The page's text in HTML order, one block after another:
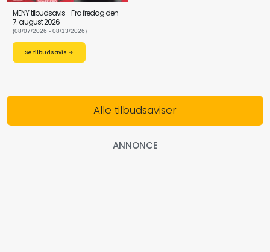
MENY tilbudsavis - Fra fredag den
7. august 2026
(08/07/2026 - 08/13/2026)
Se tilbudsavis →
Alle tilbudsaviser
ANNONCE